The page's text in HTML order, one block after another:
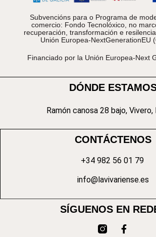
Subvencións para o Programa de
comercio: Fondo Tecnolóxico, no
recuperación, transformación e
Unión Europea-NextGenerationEU
Financiado por la Unión Europea-Next
DÓNDE
Ramón canosa 28 bajo, Vivero,
CONTÁCTENOS
+34 982 56 01 79
info@lavivariense.es
SÍGUENOS EN